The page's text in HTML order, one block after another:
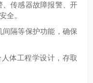
、传感器故障报警、开
全。
隔等保护功能，确保
体工程学设计，存取